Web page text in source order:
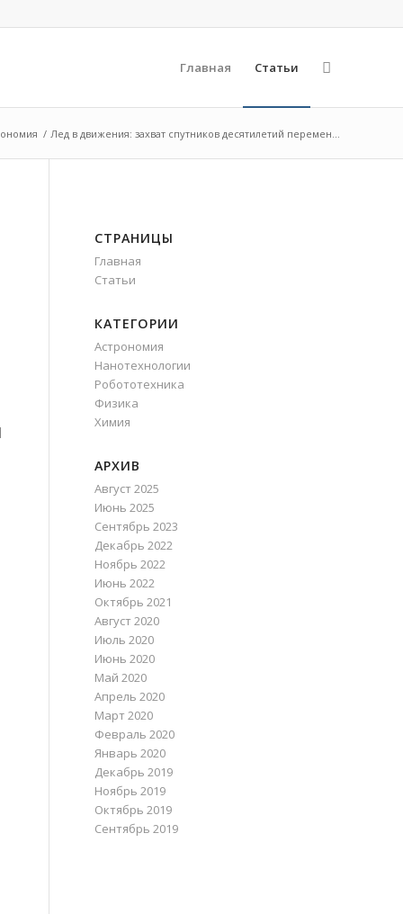
Главная Статьи
/ Лед в движения: захват спутников десятилетий перемен...
СТРАНИЦЫ
Главная
Статьи
КАТЕГОРИИ
Астрономия
Нанотехнологии
Робототехника
Физика
Химия
АРХИВ
Август 2025
Июнь 2025
Сентябрь 2023
Декабрь 2022
Ноябрь 2022
Июнь 2022
Октябрь 2021
Август 2020
Июль 2020
Июнь 2020
Май 2020
Апрель 2020
Март 2020
Февраль 2020
Январь 2020
Декабрь 2019
Ноябрь 2019
Октябрь 2019
Сентябрь 2019